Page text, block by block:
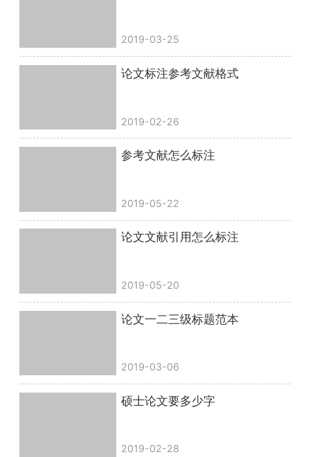
2019-03-25
论文标注参考文献格式
2019-02-26
参考文献怎么标注
2019-05-22
论文文献引用怎么标注
2019-05-20
论文一二三级标题范本
2019-03-06
硕士论文要多少字
2019-02-28